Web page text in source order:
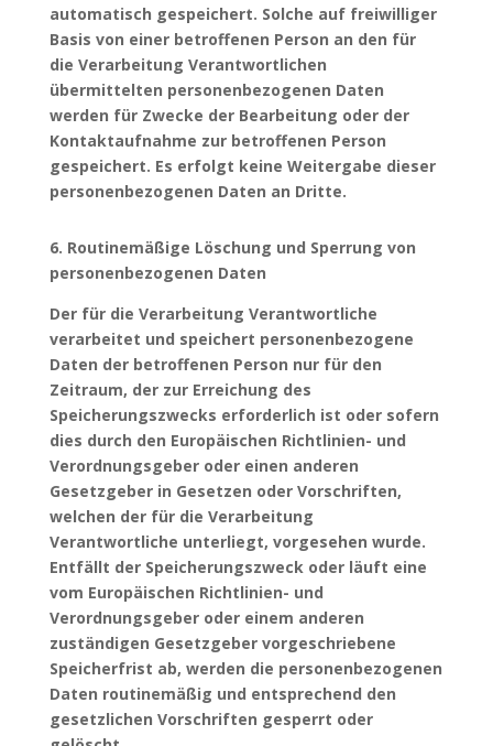
automatisch gespeichert. Solche auf freiwilliger
Basis von einer betroffenen Person an den für
die Verarbeitung Verantwortlichen
übermittelten personenbezogenen Daten
werden für Zwecke der Bearbeitung oder der
Kontaktaufnahme zur betroffenen Person
gespeichert. Es erfolgt keine Weitergabe dieser
personenbezogenen Daten an Dritte.
6. Routinemäßige Löschung und Sperrung von
personenbezogenen Daten
Der für die Verarbeitung Verantwortliche
verarbeitet und speichert personenbezogene
Daten der betroffenen Person nur für den
Zeitraum, der zur Erreichung des
Speicherungszwecks erforderlich ist oder sofern
dies durch den Europäischen Richtlinien- und
Verordnungsgeber oder einen anderen
Gesetzgeber in Gesetzen oder Vorschriften,
welchen der für die Verarbeitung
Verantwortliche unterliegt, vorgesehen wurde.
Entfällt der Speicherungszweck oder läuft eine
vom Europäischen Richtlinien- und
Verordnungsgeber oder einem anderen
zuständigen Gesetzgeber vorgeschriebene
Speicherfrist ab, werden die personenbezogenen
Daten routinemäßig und entsprechend den
gesetzlichen Vorschriften gesperrt oder